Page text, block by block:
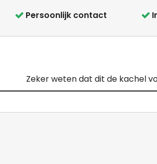
Persoonlijk contact
Zeker weten dat dit de kachel